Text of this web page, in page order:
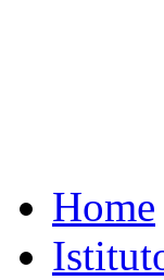
Home